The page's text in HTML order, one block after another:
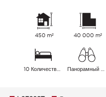
450 m² 40 000 m²